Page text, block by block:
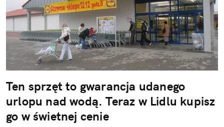
Ten sprzęt to gwarancja udanego
urlopu nad wodą. Teraz w Lidlu kupisz
go w świetnej cenie